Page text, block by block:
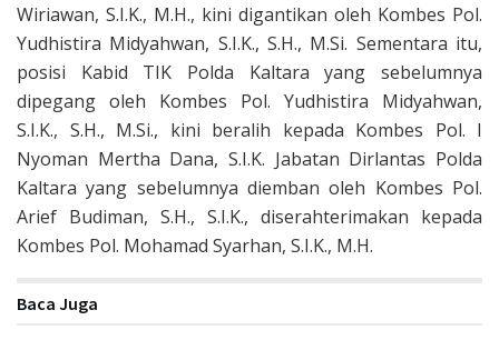
Wiriawan, S.I.K., M.H., kini digantikan oleh Kombes Pol.
Yudhistira Midyahwan, S.I.K., S.H., M.Si. Sementara itu,
posisi Kabid TIK Polda Kaltara yang sebelumnya
dipegang oleh Kombes Pol. Yudhistira Midyahwan,
S.I.K., S.H., M.Si., kini beralih kepada Kombes Pol. I
Nyoman Mertha Dana, S.I.K. Jabatan Dirlantas Polda
Kaltara yang sebelumnya diemban oleh Kombes Pol.
Arief Budiman, S.H., S.I.K., diserahterimakan kepada
Kombes Pol. Mohamad Syarhan, S.I.K., M.H.
Baca Juga